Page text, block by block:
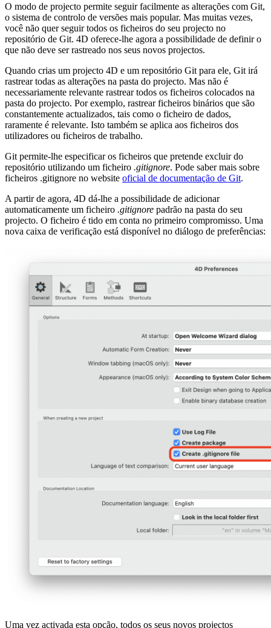
O modo de projecto permite seguir facilmente as alterações com Git,
o sistema de controlo de versões mais popular. Mas muitas vezes,
você não quer seguir todos os ficheiros do seu projecto no
repositório de Git. 4D oferece-lhe agora a possibilidade de definir o
que não deve ser rastreado nos seus novos projectos.
Quando crias um projecto 4D e um repositório Git para ele, Git irá
rastrear todas as alterações na pasta do projecto. Mas não é
necessariamente relevante rastrear todos os ficheiros colocados na
pasta do projecto. Por exemplo, rastrear ficheiros binários que são
constantemente actualizados, tais como o ficheiro de dados,
raramente é relevante. Isto também se aplica aos ficheiros dos
utilizadores ou ficheiros de trabalho.
Git permite-lhe especificar os ficheiros que pretende excluir do
repositório utilizando um ficheiro .gitignore. Pode saber mais sobre
ficheiros .gitignore no website oficial de documentação de Git.
A partir de agora, 4D dá-lhe a possibilidade de adicionar
automaticamente um ficheiro .gitignore padrão na pasta do seu
projecto. O ficheiro é tido em conta no primeiro compromisso. Uma
nova caixa de verificação está disponível no diálogo de preferências:
Uma vez activada esta opção, todos os seus novos projectos